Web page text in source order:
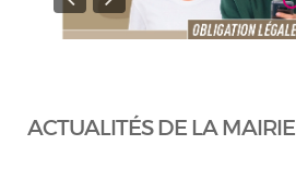
ACTUALITÉS DE LA MAIRIE